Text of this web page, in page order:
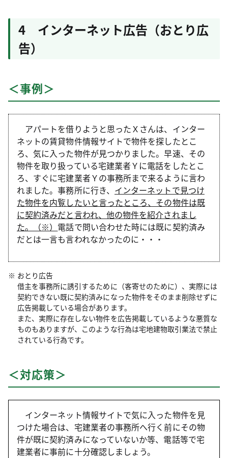
4 インターネット広告（おとり広
告）
＜事例＞
アパートを借りようと思ったＸさんは、インター
ネットの賃貸物件情報サイトで物件を探したとこ
ろ、気に入った物件が見つかりました。早速、その
物件を取り扱っている宅建業者Ｙに電話をしたとこ
ろ、すぐに宅建業者Ｙの事務所まで来るように言わ
れました。事務所に行き、 インターネットで見つけ
た物件を内覧したいと言ったところ、その物件は既
に契約済みだと言われ、他の物件を紹介されまし
た。（※） 電話で問い合わせた時には既に契約済み
だとは一言も言われなかったのに・・・
おとり広告
借主を事務所に誘引するために（客寄せのために）、実際には
契約できない既に契約済みになった物件をそのまま削除せずに
広告掲載している場合があります。
また、実際に存在しない物件を広告掲載しているような悪質な
ものもありますが、このような行為は宅地建物取引業法で禁止
されている行為です。
＜対応策＞
インターネット情報サイトで気に入った物件を見
つけた場合は、宅建業者の事務所へ行く前にその物
件が既に契約済みになっていないか等、電話等で宅
建業者に事前に十分確認しましょう。